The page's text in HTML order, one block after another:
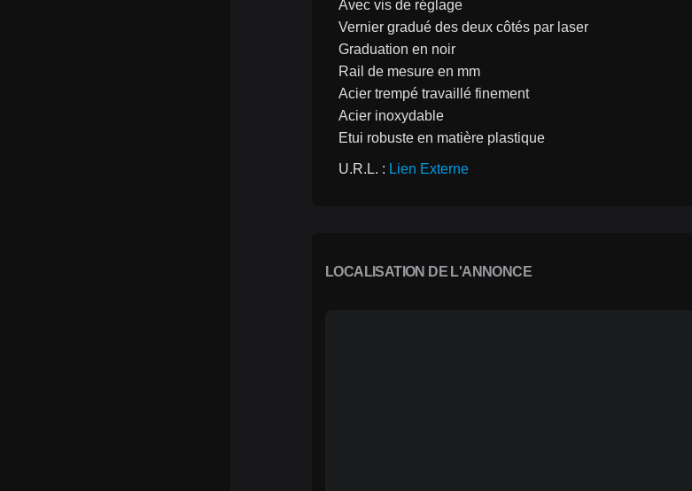
Avec vis de réglage
Vernier gradué des deux côtés par laser
Graduation en noir
Rail de mesure en mm
Acier trempé travaillé finement
Acier inoxydable
Etui robuste en matière plastique
U.R.L. : Lien Externe
LOCALISATION DE L'ANNONCE